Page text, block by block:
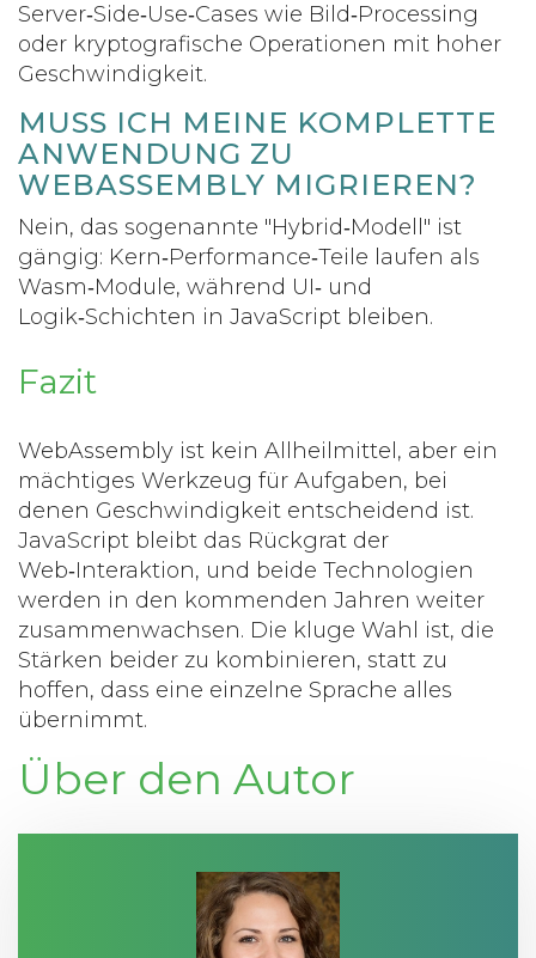
Server‑Side‑Use‑Cases wie Bild‑Processing
oder kryptografische Operationen mit hoher
Geschwindigkeit.
MUSS ICH MEINE KOMPLETTE
ANWENDUNG ZU
WEBASSEMBLY MIGRIEREN?
Nein, das sogenannte "Hybrid‑Modell" ist
gängig: Kern‑Performance‑Teile laufen als
Wasm‑Module, während UI‑ und
Logik‑Schichten in JavaScript bleiben.
Fazit
WebAssembly ist kein Allheilmittel, aber ein
mächtiges Werkzeug für Aufgaben, bei
denen Geschwindigkeit entscheidend ist.
JavaScript bleibt das Rückgrat der
Web‑Interaktion, und beide Technologien
werden in den kommenden Jahren weiter
zusammenwachsen. Die kluge Wahl ist, die
Stärken beider zu kombinieren, statt zu
hoffen, dass eine einzelne Sprache alles
übernimmt.
Über den Autor